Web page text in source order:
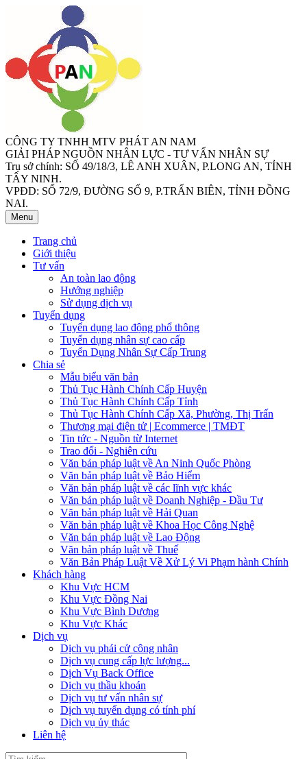
CÔNG TY TNHH MTV PHÁT AN NAM
GIẢI PHÁP NGUỒN NHÂN LỰC - TƯ VẤN NHÂN SỰ
Trụ sở chính: SỐ 49/18/3, LÊ ANH XUÂN, P.LONG AN, TỈNH
TÂY NINH.
VPĐD: SỐ 72/9, ĐƯỜNG SỐ 9, P.TRẤN BIÊN, TỈNH ĐỒNG
NAI.
Menu
Trang chủ
Giới thiệu
Tư vấn
An toàn lao động
Hướng nghiệp
Sử dụng dịch vụ
Tuyển dụng
Tuyển dụng lao động phổ thông
Tuyển dụng nhân sự cao cấp
Tuyển Dụng Nhân Sự Cấp Trung
Chia sẻ
Mẫu biểu văn bản
Thủ Tục Hành Chính Cấp Huyện
Thủ Tục Hành Chính Cấp Tỉnh
Thủ Tục Hành Chính Cấp Xã, Phường, Thị Trấn
Thương mại điện tử | Ecommerce | TMĐT
Tin tức - Nguồn từ Internet
Trao đổi - Nghiên cứu
Văn bản pháp luật về An Ninh Quốc Phòng
Văn bản pháp luật về Bảo Hiểm
Văn bản pháp luật về các lĩnh vực khác
Văn bản pháp luật về Doanh Nghiệp - Đầu Tư
Văn bản pháp luật về Hải Quan
Văn bản pháp luật về Khoa Học Công Nghệ
Văn bản pháp luật về Lao Động
Văn bản pháp luật về Thuế
Văn Bản Pháp Luật Về Xử Lý Vi Phạm hành Chính
Khách hàng
Khu Vực HCM
Khu Vực Đồng Nai
Khu Vực Bình Dương
Khu Vực Khác
Dịch vụ
Dịch vụ phái cử công nhân
Dịch vụ cung cấp lực lượng...
Dịch Vụ Back Office
Dịch vụ thầu khoán
Dịch vụ tư vấn nhân sự
Dịch vụ tuyển dụng có tính phí
Dịch vụ ủy thác
Liên hệ